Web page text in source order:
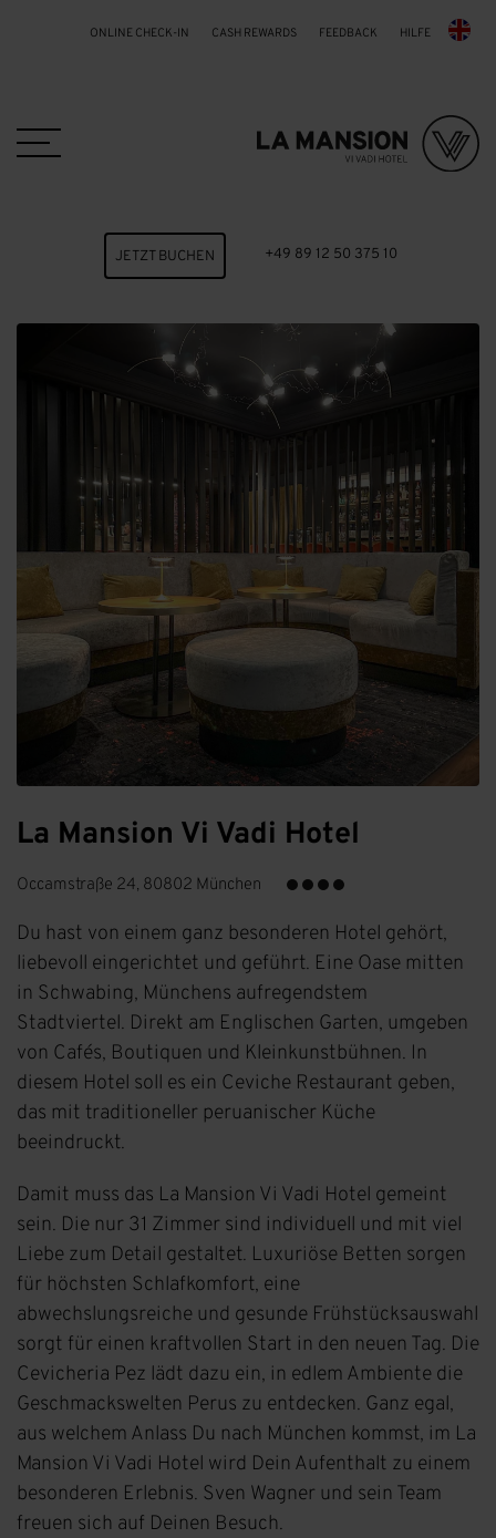
ONLINE CHECK-IN CASH REWARDS FEEDBACK HILFE
JETZT BUCHEN +49 89 12 50 375 10
La Mansion Vi Vadi Hotel
Occamstraße 24, 80802 München
Du hast von einem ganz besonderen Hotel gehört,
liebevoll eingerichtet und geführt. Eine Oase mitten
in Schwabing, Münchens aufregendstem
Stadtviertel. Direkt am Englischen Garten, umgeben
von Cafés, Boutiquen und Kleinkunstbühnen. In
diesem Hotel soll es ein Ceviche Restaurant geben,
das mit traditioneller peruanischer Küche
beeindruckt.
Damit muss das La Mansion Vi Vadi Hotel gemeint
sein. Die nur 31 Zimmer sind individuell und mit viel
Liebe zum Detail gestaltet. Luxuriöse Betten sorgen
für höchsten Schlafkomfort, eine
abwechslungsreiche und gesunde Frühstücksauswahl
sorgt für einen kraftvollen Start in den neuen Tag. Die
Cevicheria Pez lädt dazu ein, in edlem Ambiente die
Geschmackswelten Perus zu entdecken. Ganz egal,
aus welchem Anlass Du nach München kommst, im La
Mansion Vi Vadi Hotel wird Dein Aufenthalt zu einem
besonderen Erlebnis. Sven Wagner und sein Team
freuen sich auf Deinen Besuch.